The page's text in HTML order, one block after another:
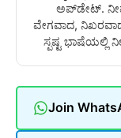
ಅಪ್‌ಡೇಟ್.
ವೇಗವಾದ, ನಿಖರವಾದ
ಸ್ಪಷ್ಟ ಭಾಷೆಯಲ್ಲಿ
Join